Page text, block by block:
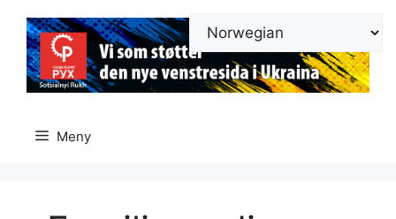
innhold
Meny